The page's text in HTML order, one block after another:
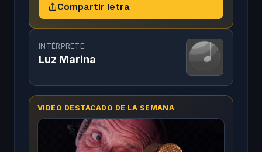
Compartir letra
INTÉRPRETE:
Luz Marina
VIDEO DESTACADO DE LA SEMANA